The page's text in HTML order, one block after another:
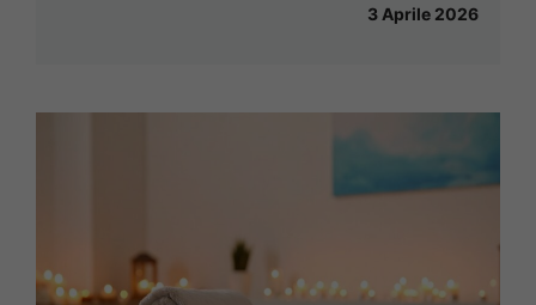
3 Aprile 2026